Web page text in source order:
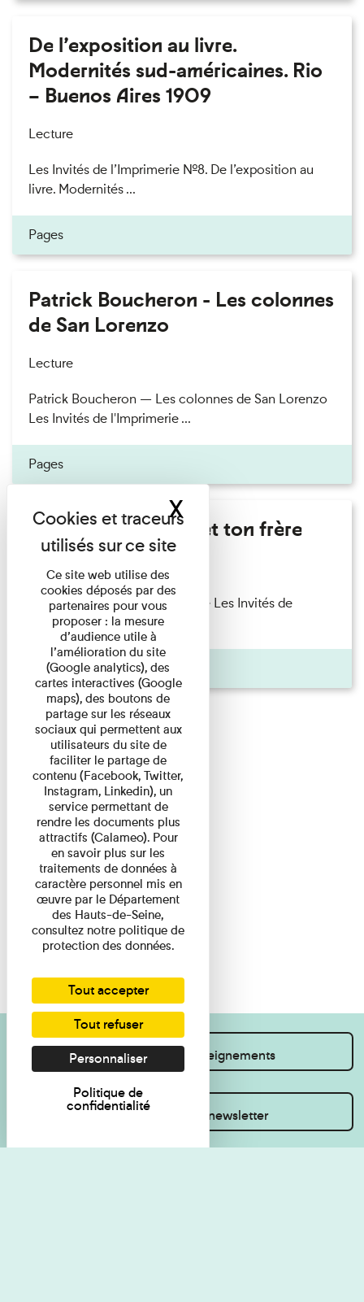
De l’exposition au livre.
Modernités sud-américaines. Rio
– Buenos Aires 1909
Lecture
Les Invités de l’Imprimerie n°8. De l’exposition au
livre. Modernités ...
Pages
Patrick Boucheron - Les colonnes
de San Lorenzo
Lecture
Patrick Boucheron — Les colonnes de San Lorenzo
Les Invités de l'Imprimerie ...
Pages
Marie Cosnay - Toi et ton frère
Lecture
Marie Cosnay — Toi et ton frère Les Invités de
l'Imprimerie n°10 À ...
Pages
Je souhaite des renseignements
Inscrivez-vous à la newsletter
Ce site web utilise des
cookies déposés par des
partenaires pour vous
proposer : la mesure
d’audience utile à
l’amélioration du site
(Google analytics), des
cartes interactives (Google
maps), des boutons de
partage sur les réseaux
sociaux qui permettent aux
utilisateurs du site de
faciliter le partage de
contenu (Facebook, Twitter,
Instagram, Linkedin), un
service permettant de
rendre les documents plus
attractifs (Calameo). Pour
en savoir plus sur les
traitements de données à
caractère personnel mis en
œuvre par le Département
des Hauts-de-Seine,
consultez notre politique de
protection des données.
Tout accepter
Tout refuser
Personnaliser
Politique de
confidentialité
XMasquer le